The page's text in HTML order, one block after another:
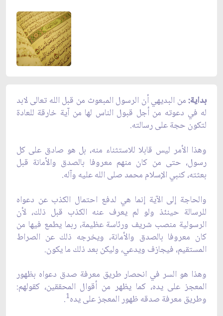
بداية:من البديهي أن الرسول المبعوث من قبل الله تعالى لابد
له في دعوته من أجل قبول الناس لها من آية خارقة للعادة
لتكون حجة على رسالته.
وهذا الأمر ليس قابلا للاستثناء منه، بل هو صادق على كل
رسول، حتى من كان منهم معروفا بالصدق والأمانة قبل
بعثته، كنبي الإسلام محمد صلى الله عليه وآله.
والحاجة إلى الآية إنما هي لدفع احتمال الكذب عن دعواه
للرسالة حينئذ ولو لم يعرف عنه الكذب قبل ذلك، لأن
الرسولية منصب شريف ورئاسة عظيمة، ربما يطمع فيها من
كان معروفا بالصدق والأمانة، ويخرجه ذلك عن الصراط
المستقيم، فيجازف ويدعي، وليكن بعد ذلك ما يكون.
وهذا هو السر في انحصار طريق معرفة صدق دعواه بظهور
المعجز على يده، كما يظهر من أقوال المحققين، كقولهم:
وطريق معرفة صدقه ظهور المعجز على يده1
.